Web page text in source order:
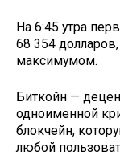
На 6:45 утра
68 354
максимумом.
Биткойн —
одноименной
блокчейн,
любой